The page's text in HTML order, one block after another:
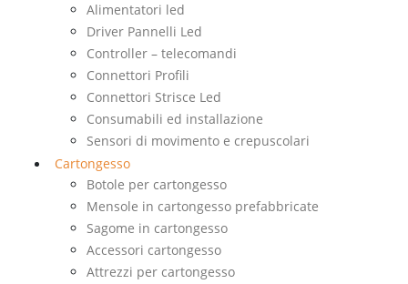
Alimentatori led
Driver Pannelli Led
Controller – telecomandi
Connettori Profili
Connettori Strisce Led
Consumabili ed installazione
Sensori di movimento e crepuscolari
Cartongesso
Botole per cartongesso
Mensole in cartongesso prefabbricate
Sagome in cartongesso
Accessori cartongesso
Attrezzi per cartongesso